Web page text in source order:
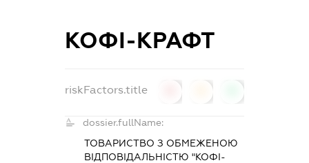
КОФІ-КРАФТ
riskFactors.title
dossier.fullName:
ТОВАРИСТВО З ОБМЕЖЕНОЮ
ВІДПОВІДАЛЬНІСТЮ "КОФІ-